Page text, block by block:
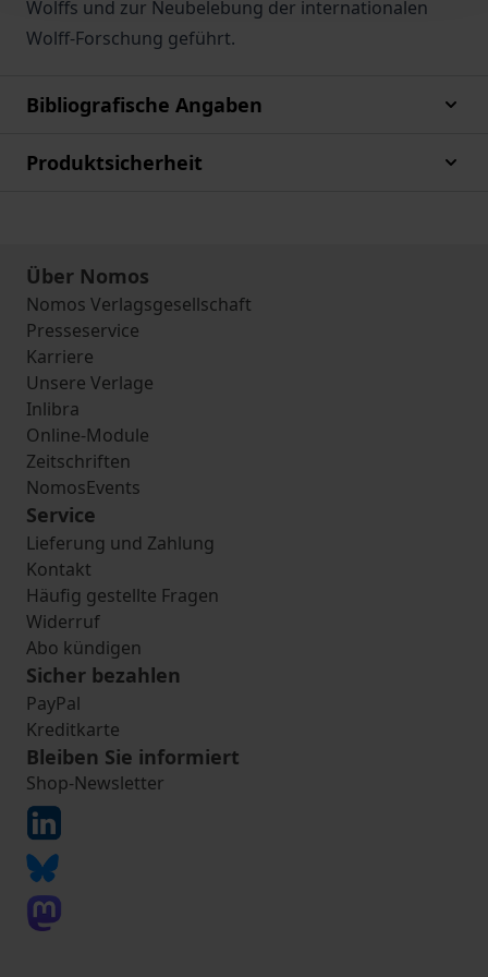
Wolffs und zur Neubelebung der internationalen
Wolff-Forschung geführt.
Bibliografische Angaben
Produktsicherheit
Über Nomos
Nomos Verlagsgesellschaft
Presseservice
Karriere
Unsere Verlage
Inlibra
Online-Module
Zeitschriften
NomosEvents
Service
Lieferung und Zahlung
Kontakt
Häufig gestellte Fragen
Widerruf
Abo kündigen
Sicher bezahlen
PayPal
Kreditkarte
Bleiben Sie informiert
Shop-Newsletter